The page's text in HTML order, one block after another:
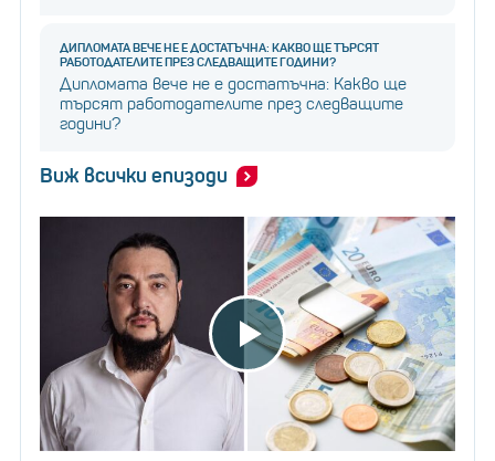
ДИПЛОМАТА ВЕЧЕ НЕ Е ДОСТАТЪЧНА: КАКВО ЩЕ ТЪРСЯТ
РАБОТОДАТЕЛИТЕ ПРЕЗ СЛЕДВАЩИТЕ ГОДИНИ?
Дипломата вече не е достатъчна: Какво ще
търсят работодателите през следващите
години?
Виж всички епизоди